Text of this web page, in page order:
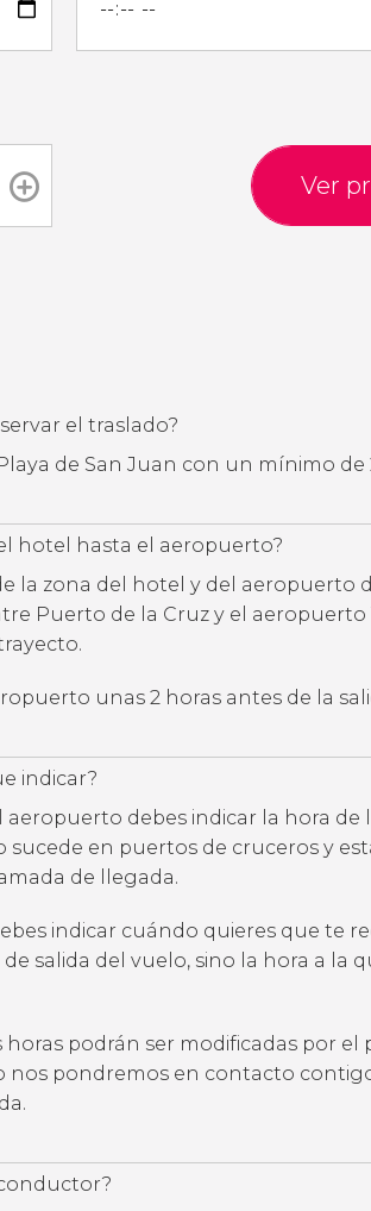
Ver
el traslado?
de San Juan con un mínimo de
hotel hasta el aeropuerto?
la zona del hotel y del aeropuerto
Puerto de la Cruz y el aeropuerto
unas 2 horas antes de la
indicar?
debes indicar la hora de
en puertos de cruceros y
de llegada.
indicar cuándo quieres que te
salida del vuelo, sino la hora a la
horas podrán ser modificadas por el
nos pondremos en contacto